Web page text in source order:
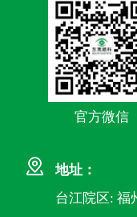
官方微信
地址：
台江院区: 福